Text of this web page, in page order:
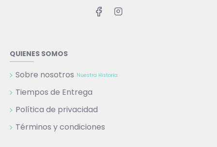
QUIENES SOMOS
Sobre nosotros Nuestra Historia
Tiempos de Entrega
Política de privacidad
Términos y condiciones